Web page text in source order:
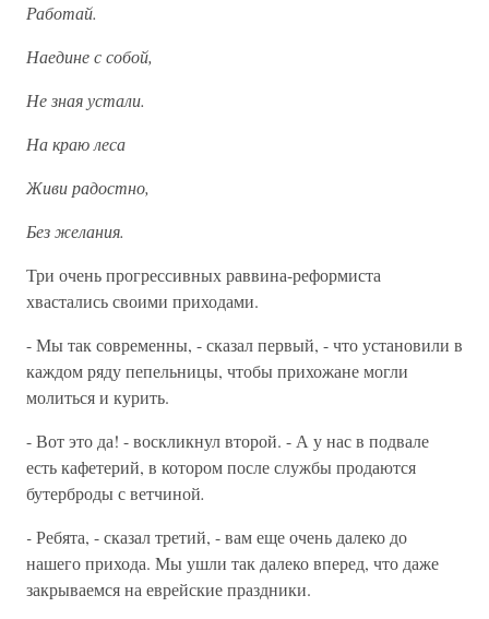
Работай.
Наедине с собой,
Не зная устали.
На краю леса
Живи радостно,
Без желания.
Три очень прогрессивных раввина-реформиста
хвастались своими приходами.
- Мы так современны, - сказал первый, - что установили в
каждом ряду пепельницы, чтобы прихожане могли
молиться и курить.
- Вот это да! - воскликнул второй. - А у нас в подвале
есть кафетерий, в котором после службы продаются
бутерброды с ветчиной.
-Ребята, - сказал третий, - вам еще очень далеко до
нашего прихода. Мы ушли так далеко вперед, что даже
закрываемся на еврейские праздники.